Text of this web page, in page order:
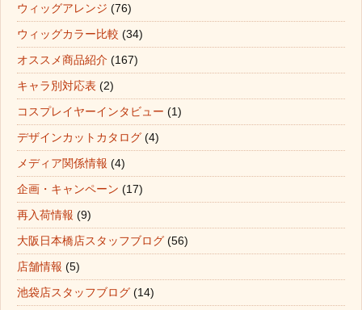
ウィッグアレンジ (76)
ウィッグカラー比較 (34)
オススメ商品紹介 (167)
キャラ別対応表 (2)
コスプレイヤーインタビュー (1)
デザインカットカタログ (4)
メディア関係情報 (4)
企画・キャンペーン (17)
再入荷情報 (9)
大阪日本橋店スタッフブログ (56)
店舗情報 (5)
池袋店スタッフブログ (14)